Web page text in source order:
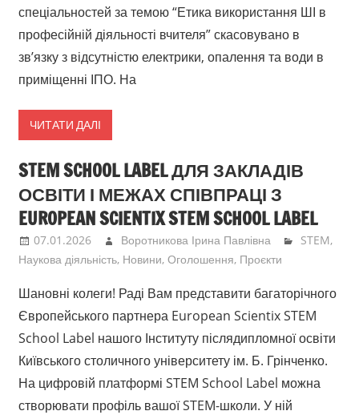
спеціальностей за темою “Етика використання ШІ в
професійній діяльності вчителя” скасовувано в
зв’язку з відсутністю електрики, опалення та води в
приміщенні ІПО. На
ЧИТАТИ ДАЛІ
STEM SCHOOL LABEL ДЛЯ ЗАКЛАДІВ
ОСВІТИ І МЕЖАХ СПІВПРАЦІ З
EUROPEAN SCIENTIX STEM SCHOOL LABEL
07.01.2026 Воротникова Ірина Павлівна STEM,
Наукова діяльність, Новини, Оголошення, Проєкти
Шановні колеги! Раді Вам представити багаторічного
Європейського партнера European Scientix STEM
School Label нашого Інституту післядипломної освіти
Київського столичного університету ім. Б. Грінченко.
На цифровій платформі STEM School Label можна
створювати профіль вашої STEM-школи. У ній